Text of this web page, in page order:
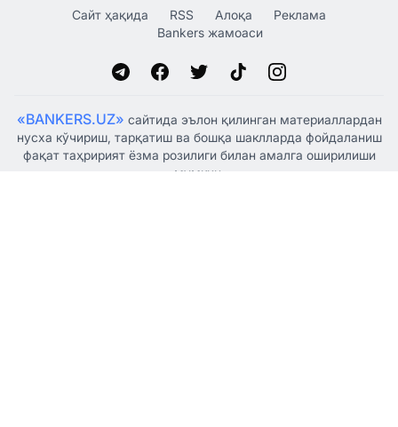
Сайт ҳақида RSS Алоқа
Реклама
Bankers жамоаси
«BANKERS.UZ» сайтида эълон қилинган материаллардан
нусха кўчириш, тарқатиш ва бошқа шаклларда фойдаланиш
фақат таҳририят ёзма розилиги билан амалга оширилиши
мумкин.